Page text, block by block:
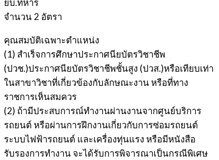
ยบ.ทหาร
จำนวน 2 อัตรา
คุณสมบัติเฉพาะตำแหน่ง
(1) สำเร็จการศึกษาประกาศนียบัตรวิชาชีพ
(ปวช.)ประกาศนียบัตรวิชาชีพชั้นสูง (ปวส.)หรือเทียบเท่า
ในสาขาวิชาที่เกี่ยวข้องกับลักษณะงาน หรือที่ทาง
ราชการเห็นสมควร
(2) ถ้ามีประสบการณ์ทำงานผ่านงานจากศูนย์บริการ
รถยนต์ หรือผ่านการฝึกงานเกี่ยวกับการซ่อมรถยนต์
ระบบไฟฟ้ารถยนต์ และเครื่องทุ่นแรง หรือมีหนังสือ
รับรองการทำงาน จะได้รับการพิจารณาเป็นกรณีพิเศษ